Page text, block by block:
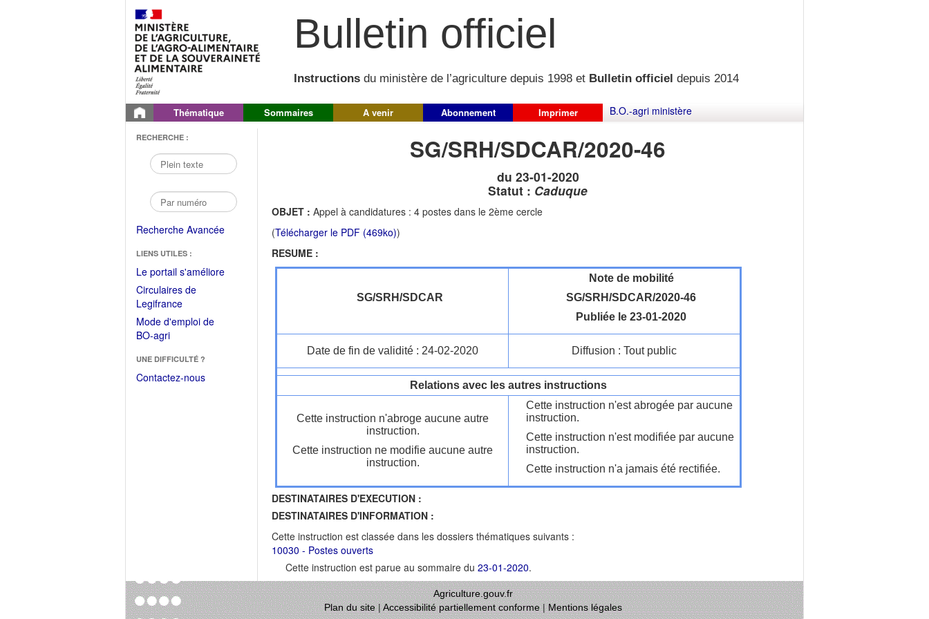
Bulletin officiel
Instructions du ministère de l’agriculture depuis 1998 et Bulletin officiel depuis 2014
Thématique Sommaires A venir Abonnement Imprimer B.O.-agri ministère
RECHERCHE :
Recherche Avancée
LIENS UTILES :
Le portail s'améliore(Fichier
Circulaires de
Legifrance(Ouvrir
dans
une
fenêtre)
Mode d'emploi de
BO-agri(Ouvrir
une
nouvelle
UNE DIFFICULTÉ ?
Contactez-nous
SG/SRH/SDCAR/2020-46
du 23-01-2020
Statut : Caduque
OBJET : Appel à candidatures : 4 postes dans le 2ème cercle
(Télécharger le PDF (469ko))
RESUME :
SG/SRH/SDCAR
Note de mobilité
SG/SRH/SDCAR/2020-46
Publiée le 23-01-2020
Date de fin de validité : 24-02-2020 Diffusion : Tout public
Relations avec les autres instructions
Cette instruction n'abroge aucune autre
instruction.
Cette instruction ne modifie aucune autre
instruction.
Cette instruction n'est abrogée par aucune
instruction.
Cette instruction n'est modifiée par aucune
instruction.
Cette instruction n'a jamais été rectifiée.
DESTINATAIRES D'EXECUTION :
DESTINATAIRES D'INFORMATION :
Cette instruction est classée dans les dossiers thématiques suivants :
10030 - Postes ouverts
Cette instruction est parue au sommaire du 23-01-2020.
Agriculture.gouv.fr
Plan du site|Accessibilité partiellement conforme|Mentions légales